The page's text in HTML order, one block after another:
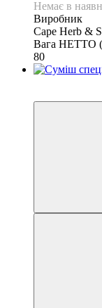
Немає в
Виробник
Cape Herb &
Вага НЕТТО
80